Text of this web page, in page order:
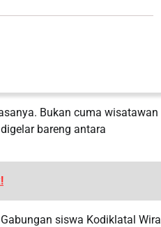
Bukan cuma wisatawan
bareng antara
siswa Kodiklatal Wira